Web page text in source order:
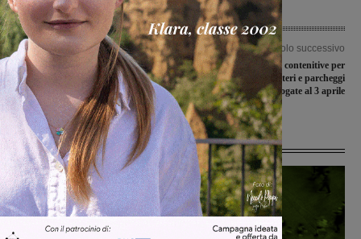
Articolo precedente
Covid-19, arrivate in Valdarno le
mascherine certificate da consegnare
all’ospedale della Gruccia
Articolo successivo
Covid-19, misure contenitive per
giardini, cimiteri e parcheggi
prorogate al 3 aprile
Ultime Notizie